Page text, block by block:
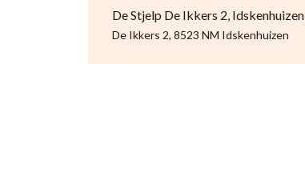
De Stjelp De Ikkers 2, Idskenhuizen
De Ikkers 2, 8523 NM Idskenhuizen